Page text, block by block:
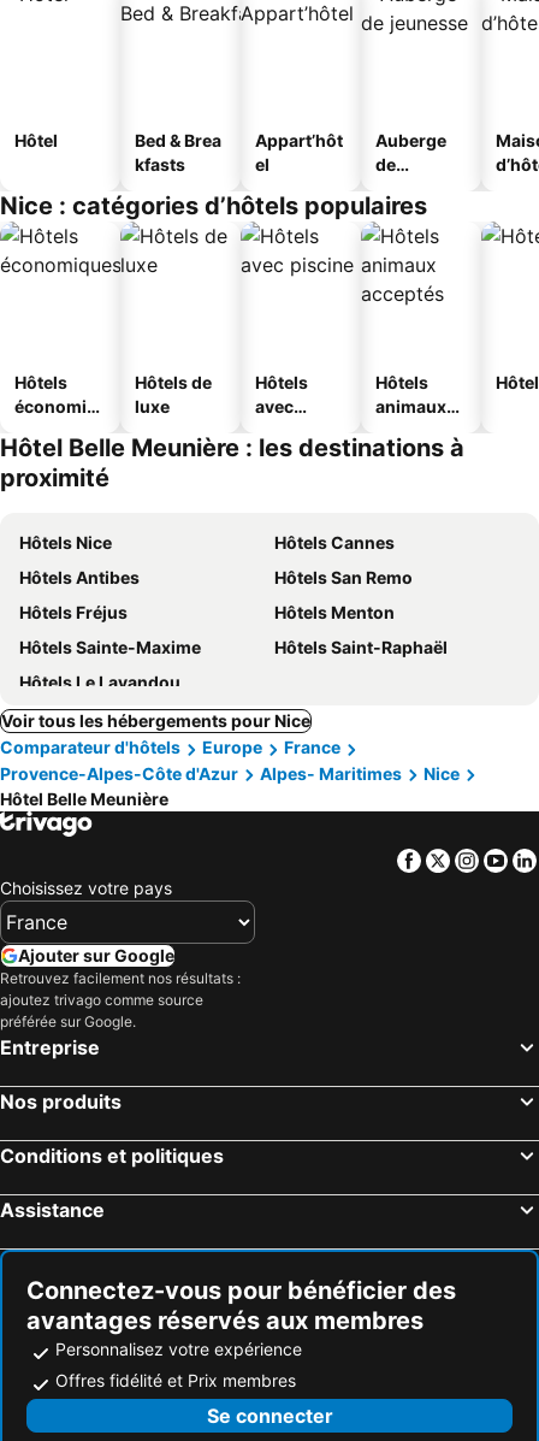
Hôtel
Bed & Brea
kfasts
Appart’hôt
el
Auberge
de
Nice : catégories d’hôtels populaires
Hôtels
économiq
Hôtels de
luxe
Hôtels
avec
Hôtels
animaux
Hôtel Belle Meunière : les destinations à
proximité
Hôtels Nice
Hôtels Cannes
Hôtels Antibes
Hôtels San Remo
Hôtels Fréjus
Hôtels Menton
Hôtels Sainte-Maxime
Hôtels Saint-Raphaël
Hôtels Le Lavandou
Voir tous les hébergements pour Nice
Comparateur d'hôtels
Europe
France
Provence-Alpes-Côte d'Azur
Alpes- Maritimes
Nice
Hôtel Belle Meunière
Facebook
Twitter
Choisissez votre pays
Ajouter sur Google
Retrouvez facilement nos résultats :
ajoutez trivago comme source
préférée sur Google.
Entreprise
Nos produits
Conditions et politiques
Assistance
Connectez-vous pour bénéficier des
avantages réservés aux membres
Personnalisez votre expérience
Offres fidélité et Prix membres
Se connecter